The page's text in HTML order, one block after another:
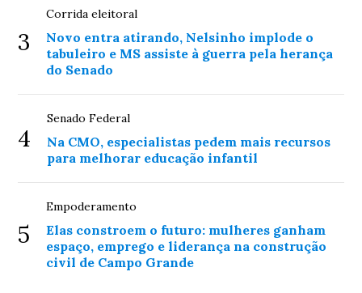
3
Corrida eleitoral
Novo entra atirando, Nelsinho implode o
tabuleiro e MS assiste à guerra pela herança
do Senado
4
Senado Federal
Na CMO, especialistas pedem mais recursos
para melhorar educação infantil
5
Empoderamento
Elas constroem o futuro: mulheres ganham
espaço, emprego e liderança na construção
civil de Campo Grande